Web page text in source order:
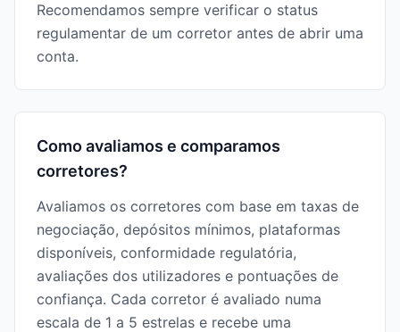
Recomendamos sempre verificar o status
regulamentar de um corretor antes de abrir uma
conta.
Como avaliamos e comparamos
corretores?
Avaliamos os corretores com base em taxas de
negociação, depósitos mínimos, plataformas
disponíveis, conformidade regulatória,
avaliações dos utilizadores e pontuações de
confiança. Cada corretor é avaliado numa
escala de 1 a 5 estrelas e recebe uma